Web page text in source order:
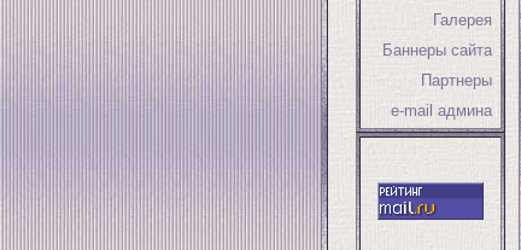
Галерея
Баннеры сайта
Партнеры
e-mail админа